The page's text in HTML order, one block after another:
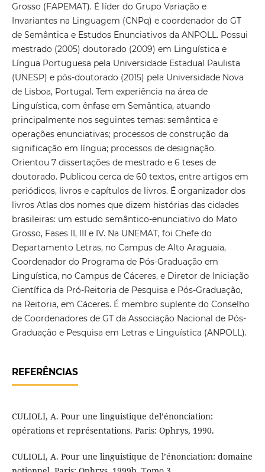
Grosso (FAPEMAT). É líder do Grupo Variação e
Invariantes na Linguagem (CNPq) e coordenador do GT
de Semântica e Estudos Enunciativos da ANPOLL. Possui
mestrado (2005) doutorado (2009) em Linguística e
Língua Portuguesa pela Universidade Estadual Paulista
(UNESP) e pós-doutorado (2015) pela Universidade Nova
de Lisboa, Portugal. Tem experiência na área de
Linguística, com ênfase em Semântica, atuando
principalmente nos seguintes temas: semântica e
operações enunciativas; processos de construção da
significação em língua; processos de designação.
Orientou 7 dissertações de mestrado e 6 teses de
doutorado. Publicou cerca de 60 textos, entre artigos em
periódicos, livros e capítulos de livros. É organizador dos
livros Atlas dos nomes que dizem histórias das cidades
brasileiras: um estudo semântico-enunciativo do Mato
Grosso, Fases II, III e IV. Na UNEMAT, foi Chefe do
Departamento Letras, no Campus de Alto Araguaia,
Coordenador do Programa de Pós-Graduação em
Linguística, no Campus de Cáceres, e Diretor de Iniciação
Científica da Pró-Reitoria de Pesquisa e Pós-Graduação,
na Reitoria, em Cáceres. É membro suplente do Conselho
de Coordenadores de GT da Associação Nacional de Pós-
Graduação e Pesquisa em Letras e Linguística (ANPOLL).
REFERÊNCIAS
CULIOLI, A. Pour une linguistique del’énonciation:
opérations et représentations. Paris: Ophrys, 1990.
CULIOLI, A. Pour une linguistique de l’énonciation: domaine